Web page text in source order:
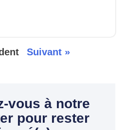
Suivant »
vous à notre
pour rester